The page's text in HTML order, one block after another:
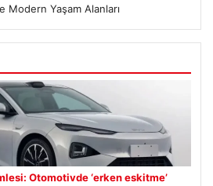
Modern Yaşam Alanları
Otomotivde ‘erken eskitme’